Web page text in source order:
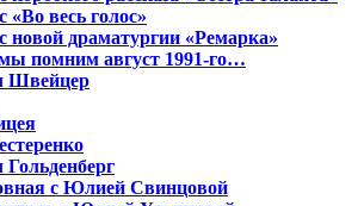
«Во весь голос»
новой драматургии «Ремарка»
помним август 1991-го…
Швейцер
с Юлией Свинцовой